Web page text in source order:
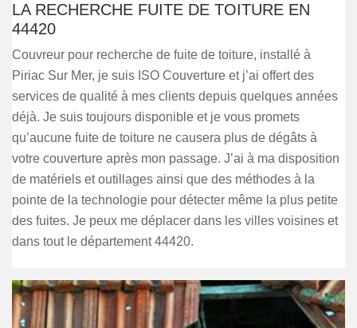
LA RECHERCHE FUITE DE TOITURE EN
44420
Couvreur pour recherche de fuite de toiture, installé à
Piriac Sur Mer, je suis ISO Couverture et j’ai offert des
services de qualité à mes clients depuis quelques années
déjà. Je suis toujours disponible et je vous promets
qu’aucune fuite de toiture ne causera plus de dégâts à
votre couverture après mon passage. J’ai à ma disposition
de matériels et outillages ainsi que des méthodes à la
pointe de la technologie pour détecter même la plus petite
des fuites. Je peux me déplacer dans les villes voisines et
dans tout le département 44420.